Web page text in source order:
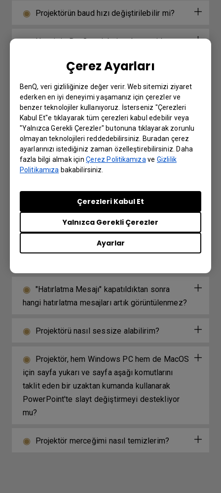
Çerez Ayarları
BenQ, veri gizliliğinize değer verir. Web sitemizi ziyaret
ederken en iyi deneyimi yaşamanız için çerezler ve
benzer teknolojiler kullanıyoruz. İsterseniz "Çerezleri
Kabul Et"e tıklayarak tüm çerezleri kabul edebilir veya
"Yalnızca Gerekli Çerezler" butonuna tıklayarak zorunlu
olmayan teknolojileri reddedebilirsiniz. Buradan çerez
ayarlarınızı istediğiniz zaman özelleştirebilirsiniz. Daha
fazla bilgi almak içinÇerez Politikamıza veGizlilik
Politikamıza bakabilirsiniz.
Ayarlar
Yalnızca Gerekli Çerezler
Çerezleri Kabul Et
Projektörün baud hızı değiştirilebilir mi?
Hangi tip BenQ projeksiyonları yeniden
UHP lamba ışık kaynaklarına sahip modeller
için önerilen sürekli çalışma süresi ne kadardır?
Kablolu uzak bağlantı noktası, kablolu bir
uzaktan kumandaya bağlanmak için kullanılır.
Kablolu uzaktan kumandanın desteklediği
maksimum mesafe nedir?
Uzaktan kumandam çalışmıyor. Bunu
düzeltmek için ne yapılabilir?
Blue-Ray 3D videoyu izlerken DLP Bağlantı
sinyalinin senkronizasyonunun kaybolmasını
"Hatırlatma Mesajı" kapatıldıktan sonra
hangi hatırlatma mesajları artık görüntülenmez?
Projektörü nasıl sessize alabilirim?
Projektör, hem Windows PC hem de MacOS
için sayfa yukarı ve sayfa aşağı komutlarını
taklit eden bir uzaktan kumanda kullanarak
PowerPoint'te slayt değiştirmeyi destekliyor
mu?
Projektör merceğimi nasıl temizlerim?